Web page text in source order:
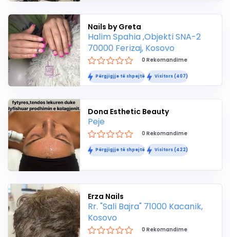
Nails by Greta
Halim Spahia ,Objekti SNA-2
70000 Ferizaj, Kosovo
0 Rekomandime
Përgjigjje të shpejtë Visitors (407)
Dona Esthetic Beauty
Peje
0 Rekomandime
Përgjigjje të shpejtë Visitors (422)
Erza Nails
Rr. "Sali Bajra" 71000 Kacanik,
Kosovo
0 Rekomandime